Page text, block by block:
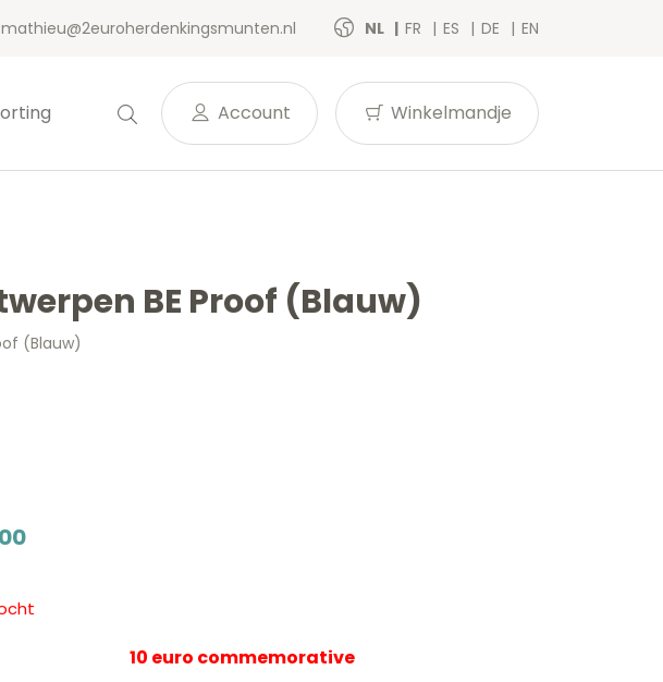
mathieu@2euroherdenkingsmunten.nl NL FR ES DE EN
Account Winkelmandje
BE Proof (Blauw)
(Blauw)
10 euro commemorative